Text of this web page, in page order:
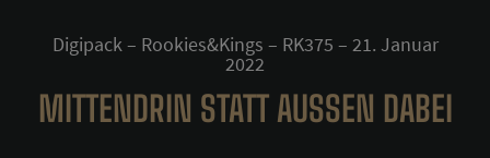
Digipack – Rookies&Kings – RK375 – 21. Januar
2022
MITTENDRIN STATT AUSSEN DABEI